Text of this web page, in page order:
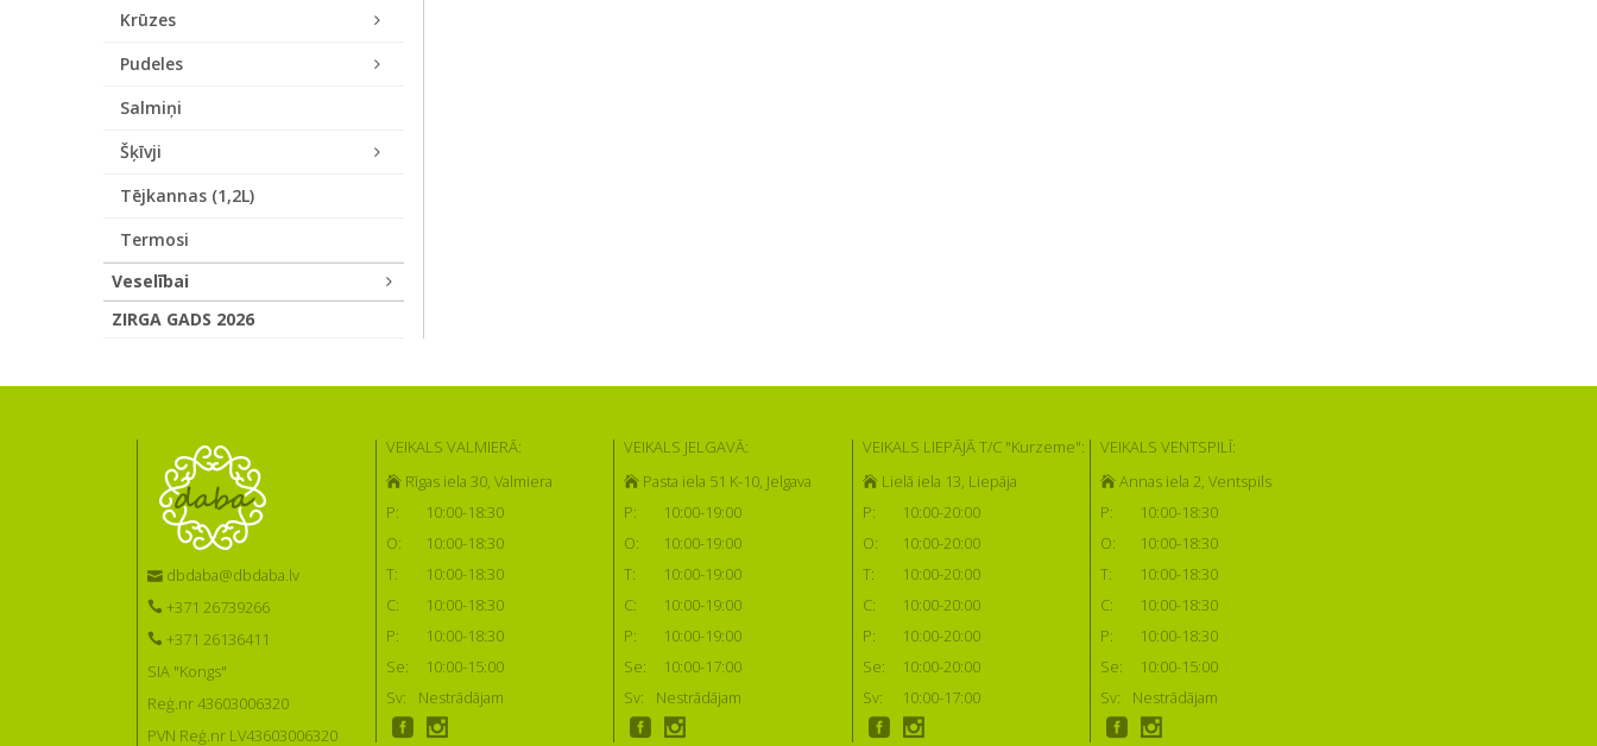
Krūzes
Pudeles
Salmiņi
Šķīvji
Tējkannas (1,2L)
Termosi
Veselībai
ZIRGA GADS 2026
dbdaba@dbdaba.lv
+371 26739266
+371 26136411
SIA "Kongs"
Reģ.nr 43603006320
PVN Reģ.nr LV43603006320
VEIKALS VALMIERĀ:
Rīgas iela 30, Valmiera
P:
10:00-18:30
O:
10:00-18:30
T:
10:00-18:30
C:
10:00-18:30
P:
10:00-18:30
Se:
10:00-15:00
Sv:
Nestrādājam
VEIKALS JELGAVĀ:
Pasta iela 51 K-10, Jelgava
P:
10:00-19:00
O:
10:00-19:00
T:
10:00-19:00
C:
10:00-19:00
P:
10:00-19:00
Se:
10:00-17:00
Sv:
Nestrādājam
VEIKALS LIEPĀJĀ T/C "Kurzeme":
Lielā iela 13, Liepāja
P:
10:00-20:00
O:
10:00-20:00
T:
10:00-20:00
C:
10:00-20:00
P:
10:00-20:00
Se:
10:00-20:00
Sv:
10:00-17:00
VEIKALS VENTSPILĪ:
Annas iela 2, Ventspils
P:
10:00-18:30
O:
10:00-18:30
T:
10:00-18:30
C:
10:00-18:30
P:
10:00-18:30
Se:
10:00-15:00
Sv:
Nestrādājam